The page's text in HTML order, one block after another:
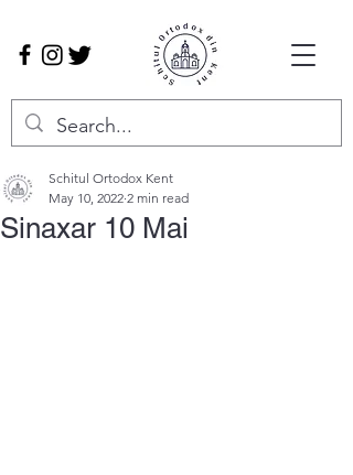
Sinaxar 10 Mai
Schitul Ortodox Kent
May 10, 2022 2 min read